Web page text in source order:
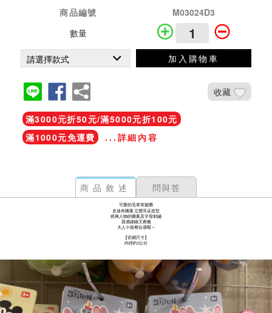
商品編號
M03024D3
數量
加入購物車
收藏
滿3000元折50元/滿5000元折100元
滿1000元免運費
...詳細內容
商品敘述 問與答